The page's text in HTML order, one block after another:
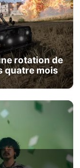
rotation de
quatre mois